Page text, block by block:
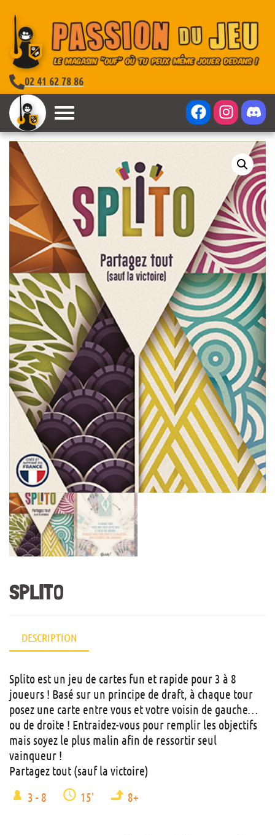
02 41 62 78 86
SPLITO
DESCRIPTION
Splito est un jeu de cartes fun et rapide pour 3 à 8
joueurs ! Basé sur un principe de draft, à chaque tour
posez une carte entre vous et votre voisin de gauche…
ou de droite ! Entraidez-vous pour remplir les objectifs
mais soyez le plus malin afin de ressortir seul
vainqueur !
Partagez tout (sauf la victoire)
3 - 8
15' 8+